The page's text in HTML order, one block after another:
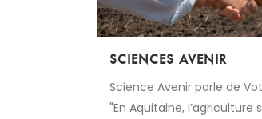
SCIENCES AVENIR
Science Avenir parle de
"En Aquitaine, l’agriculture